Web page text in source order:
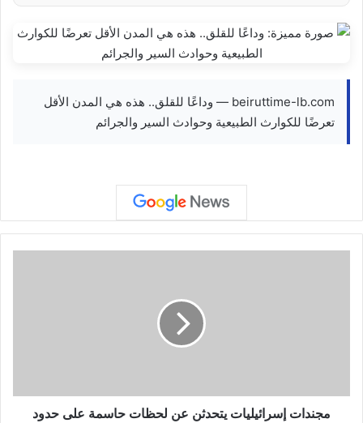
beiruttime-lb.com — وداعًا للقلق.. هذه هي المدن الأقل
تعرضًا للكوارث الطبيعية وحوادث السير والجرائم
ر
مجندات إسرائيليات يتحدثن عن لحظات حاسمة على حدود